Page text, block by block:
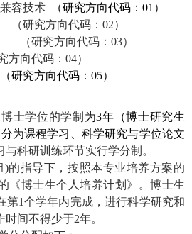
容技术 （研究方向代码：01 ）
（研究方向代码：02）
（研究方向代码：03）
方向代码： 04）
（研究方向代码：05）
士学位的学制 为3年（博士研究生
为课程学习、科学研究与学位论文
科研训练环节实行学分制。
)的指导下，按照本专业培养方案的
《博士生个人培养计划》。博士生
第1个学年内完成，进行科学研究和
时间不得少于2年。